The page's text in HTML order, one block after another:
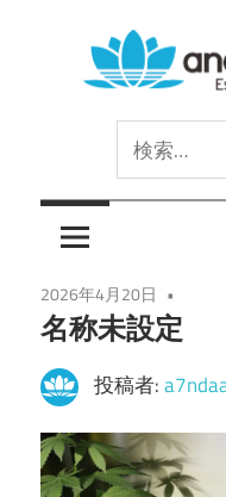
ッ
プ
Cannabinoid
索:
2026年4月20日
名称未設定
投稿者: